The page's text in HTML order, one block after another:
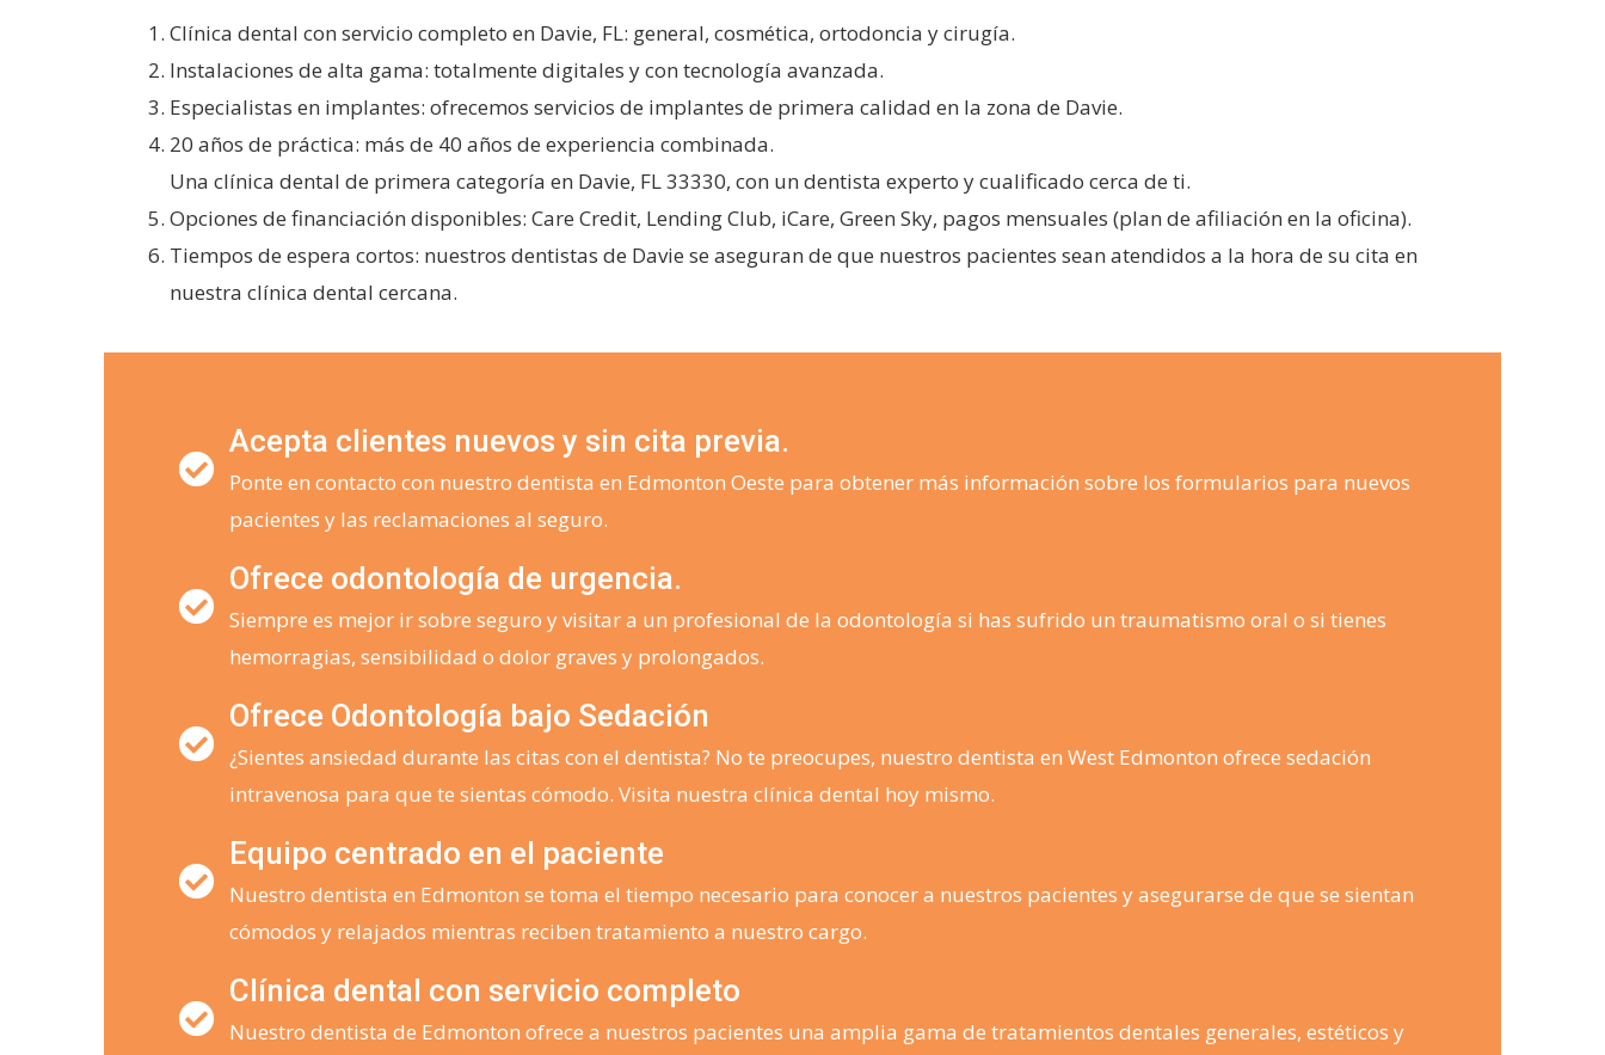
Clínica dental con servicio completo en Davie, FL: general, cosmética, ortodoncia y cirugía.
Instalaciones de alta gama: totalmente digitales y con tecnología avanzada.
Especialistas en implantes: ofrecemos servicios de implantes de primera calidad en la zona de Davie.
20 años de práctica: más de 40 años de experiencia combinada.
Una clínica dental de primera categoría en Davie, FL 33330, con un dentista experto y cualificado cerca de ti.
Opciones de financiación disponibles: Care Credit, Lending Club, iCare, Green Sky, pagos mensuales (plan de afiliación en la oficina).
Tiempos de espera cortos: nuestros dentistas de Davie se aseguran de que nuestros pacientes sean atendidos a la hora de su cita en
nuestra clínica dental cercana.
Acepta clientes nuevos y sin cita previa.
Ponte en contacto con nuestro dentista en Edmonton Oeste para obtener más información sobre los formularios para nuevos
pacientes y las reclamaciones al seguro.
Ofrece odontología de urgencia.
Siempre es mejor ir sobre seguro y visitar a un profesional de la odontología si has sufrido un traumatismo oral o si tienes
hemorragias, sensibilidad o dolor graves y prolongados.
Ofrece Odontología bajo Sedación
¿Sientes ansiedad durante las citas con el dentista? No te preocupes, nuestro dentista en West Edmonton ofrece sedación
intravenosa para que te sientas cómodo. Visita nuestra clínica dental hoy mismo.
Equipo centrado en el paciente
Nuestro dentista en Edmonton se toma el tiempo necesario para conocer a nuestros pacientes y asegurarse de que se sientan
cómodos y relajados mientras reciben tratamiento a nuestro cargo.
Clínica dental con servicio completo
Nuestro dentista de Edmonton ofrece a nuestros pacientes una amplia gama de tratamientos dentales generales, estéticos y